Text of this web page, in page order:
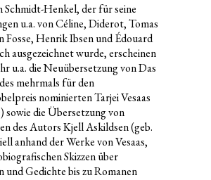
Schmidt-Henkel, der für seine
u.a. von Céline, Diderot, Tomas
Fosse, Henrik Ibsen und Édouard
ausgezeichnet wurde, erscheinen
u.a. die Neuübersetzung von Das
mehrmals für den
nominierten Tarjei Vesaas
sowie die Übersetzung von
des Autors Kjell Askildsen (geb.
anhand der Werke von Vesaas,
Skizzen über
und Gedichte bis zu Romanen